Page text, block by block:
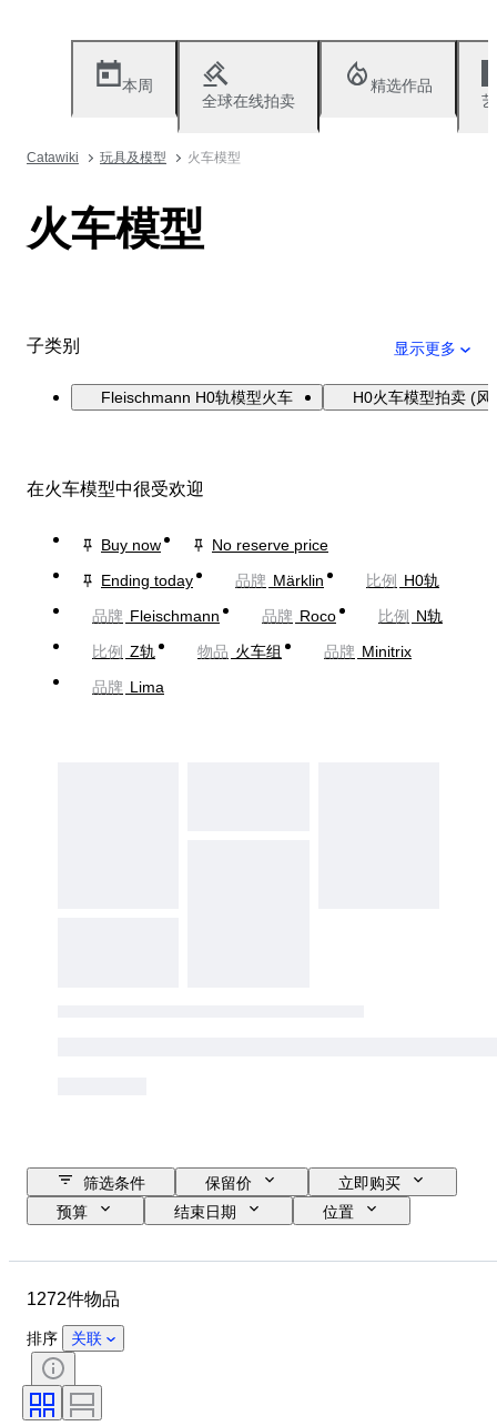
本周
全球在线拍卖
精选作品
Catawiki 玩具及模型 火车模型
火车模型
子类别 显示更多
Fleischmann H0轨模型火车 H0火车模型拍卖 (风
在火车模型中很受欢迎
Buy now
No reserve price
Ending today
品牌 Märklin 比例
H0轨
品牌 Fleischmann 品牌 Roco 比例
N轨
比例 Z轨 物品 火车组 品牌 Minitrix
品牌 Lima
筛选条件 保留价
立即购买
预算
结束日期
位置
时期
监控
时代
1272件物品
排序 关联